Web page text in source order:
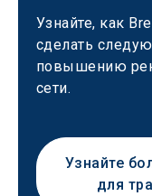
Узнайте, как
сделать
повышению
сети.
Узнайте
для